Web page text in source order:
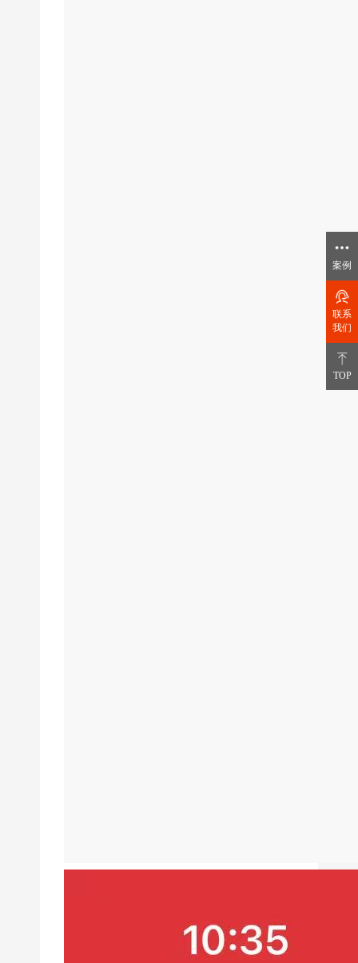
案例
联系
我们
TOP